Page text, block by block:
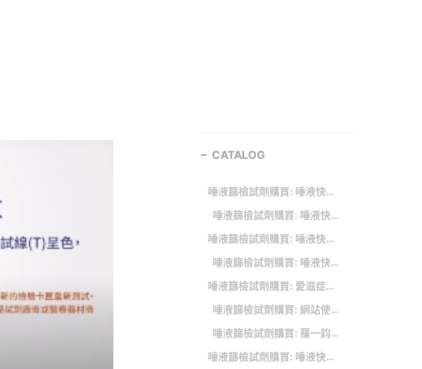
CATALOG
唾液篩檢試劑購買: 唾液快篩與咽喉快篩差別？
唾液篩檢試劑購買: 唾液快篩哪裡買？超商、藥局9大通路一次看 全家也開賣「每人不限量」
唾液篩檢試劑購買: 唾液快篩哪裡買？
唾液篩檢試劑購買: 唾液快篩怎麼用？使用方法教學
唾液篩檢試劑購買: 愛滋症狀千變萬化 羅一鈞不敢小看它
唾液篩檢試劑購買: 網站使用協定
唾液篩檢試劑購買: 羅一鈞變身「防疫柯南」 背後有洋蔥
唾液篩檢試劑購買: 唾液快篩試劑 藥局通路一鍵查